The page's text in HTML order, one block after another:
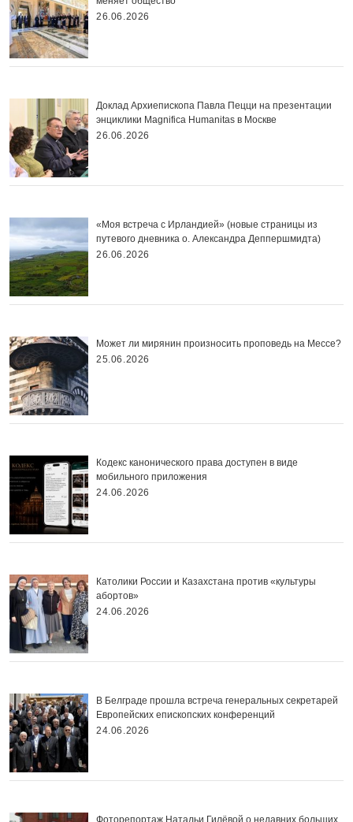
26.06.2026
Доклад Архиепископа Павла Пецци на презентации
энциклики Magnifica Нumanitas в Москве
26.06.2026
«Моя встреча с Ирландией» (новые страницы из
путевого дневника о. Александра Деппершмидта)
26.06.2026
Может ли мирянин произносить проповедь на Мессе?
25.06.2026
Кодекс канонического права доступен в виде
мобильного приложения
24.06.2026
Католики России и Казахстана против «культуры
абортов»
24.06.2026
В Белграде прошла встреча генеральных секретарей
Европейских епископских конференций
24.06.2026
Фоторепортаж Натальи Гилёвой о недавних больших